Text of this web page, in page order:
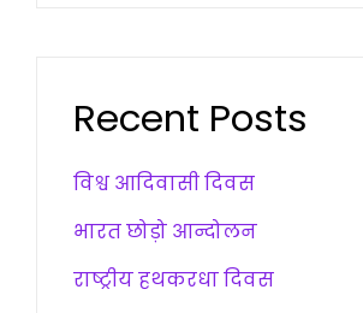
Recent Posts
विश्व आदिवासी दिवस
भारत छोड़ो आन्दोलन
राष्ट्रीय हथकरधा दिवस